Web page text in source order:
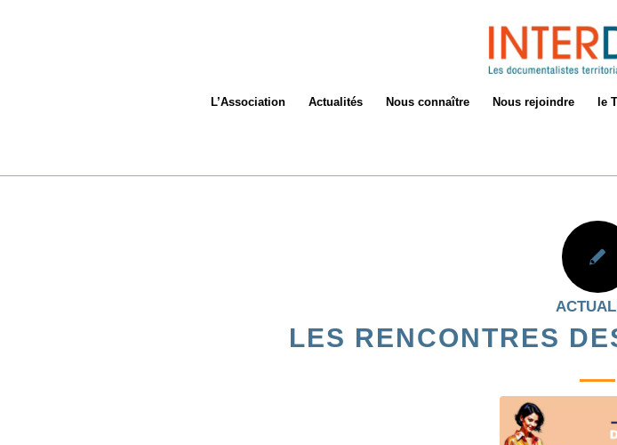
L’Association Actualités Nous connaître Nous rejoindre le
LES RENCONTRES